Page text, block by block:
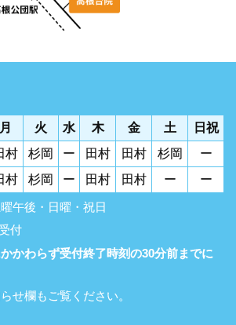
月 火 水 木 金 土
日祝
村 杉岡 ー 田村 田村 杉岡
ー
村 杉岡 ー 田村 田村 ー ー
午後・日曜・祝日
付
かわらず受付終了時刻の30分前までに
せ欄もご覧ください。